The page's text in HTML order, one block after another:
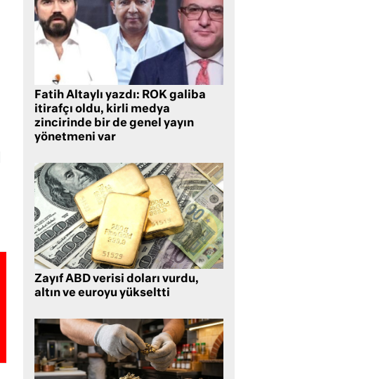
Fatih Altaylı yazdı: ROK galiba
itirafçı oldu, kirli medya
zincirinde bir de genel yayın
yönetmeni var
Zayıf ABD verisi doları vurdu,
altın ve euroyu yükseltti